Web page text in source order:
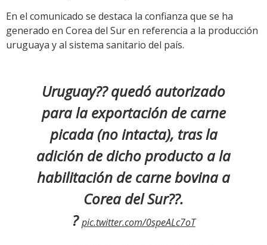
En el comunicado se destaca la confianza que se ha
generado en Corea del Sur en referencia a la producción
uruguaya y al sistema sanitario del país.
Uruguay?? quedó autorizado
para la exportación de carne
picada (no intacta), tras la
adición de dicho producto a la
habilitación de carne bovina a
Corea del Sur??.
?pic.twitter.com/0speALc7oT